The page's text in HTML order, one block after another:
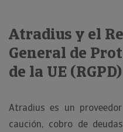
Atradius y el
General de
de la UE (RGPD)
Atradius es un
caución, cobro de